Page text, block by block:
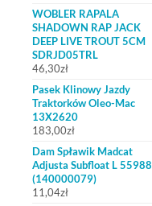
WOBLER RAPALA
SHADOWN RAP JACK
DEEP LIVE TROUT 5CM
SDRJD05TRL
46,30zł
Pasek Klinowy Jazdy
Traktorków Oleo-Mac
13X2620
183,00zł
Dam Spławik Madcat
Adjusta Subfloat L 55988
(140000079)
11,04zł